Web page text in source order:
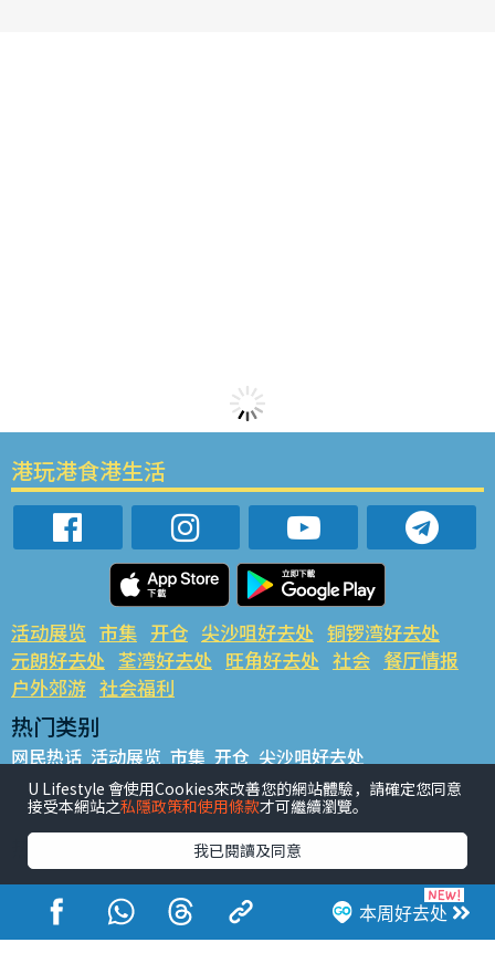
本周好去处
港玩港食港生活
活动展览 市集 开仓 尖沙咀好去处 铜锣湾好去处
元朗好去处 荃湾好去处 旺角好去处 社会 餐厅情报
户外郊游 社会福利
热门类别
网民热话 活动展览 市集 开仓 尖沙咀好去处
铜锣湾好去处 元朗好去处 荃湾好去处 旺角好去处 社会
餐厅情报 户外郊游
热门标签
#UGO揾好去处 #人气活动推介 #美食社群热话
#亲子玩乐好去处
#ULifestyle应用程式
#限时抢
#UJetso礼物放送
#ULifestyle商户中心 #著数 #网络热话
U Lifestyle 會使用Cookies來改善您的網站體驗，請確定您同意
接受本網站之私隱政策和使用條款才可繼續瀏覽。
我已閱讀及同意